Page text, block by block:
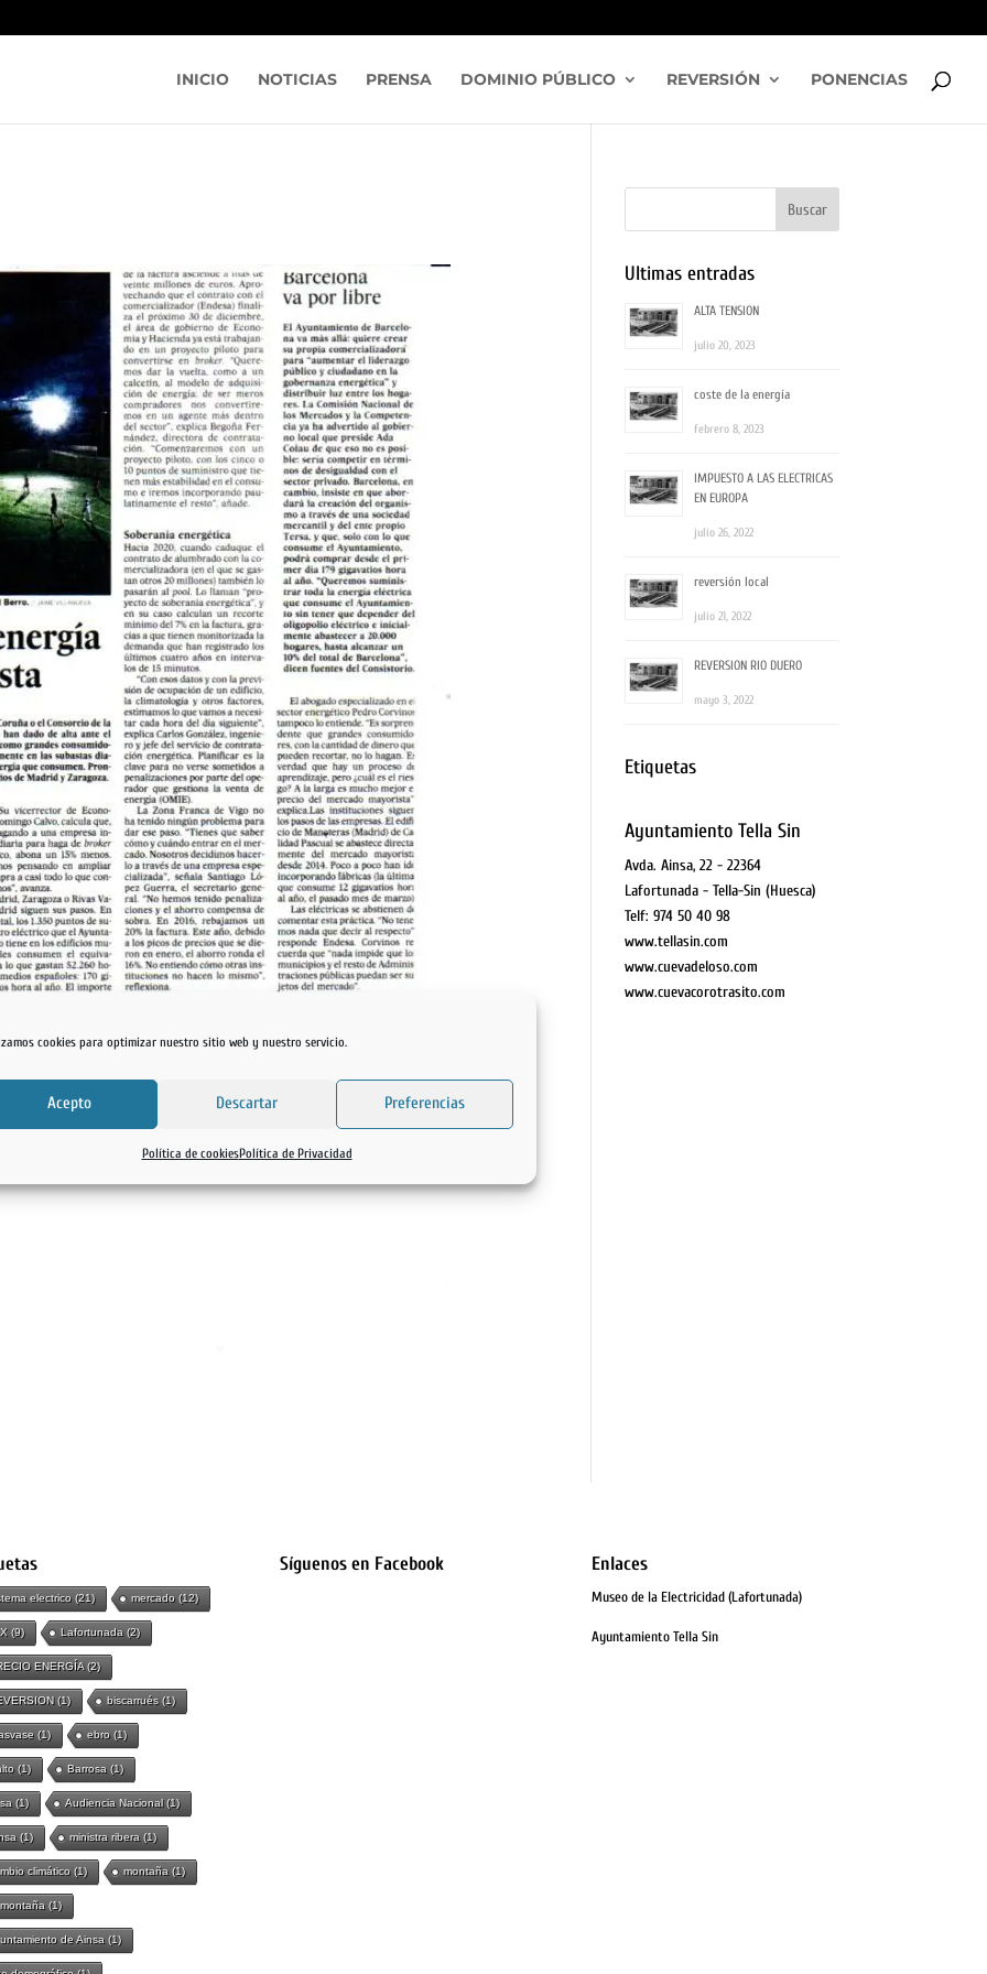
cookies para optimizar nuestro sitio web y nuestro servicio.
Acepto Descartar Preferencias
Política de cookiesPolítica de Privacidad
INICIO NOTICIAS PRENSA DOMINIO PÚBLICO REVERSIÓN PONENCIAS
Ultimas entradas
ALTA TENSION
julio 20, 2023
coste de la energía
febrero 8, 2023
IMPUESTO A LAS ELECTRICAS
EN EUROPA
julio 26, 2022
reversión local
julio 21, 2022
REVERSION RIO DUERO
mayo 3, 2022
Etiquetas
Ayuntamiento Tella Sin
Avda. Ainsa, 22 - 22364
Lafortunada - Tella-Sin (Huesca)
Telf: 974 50 40 98
www.tellasin.com
www.cuevadeloso.com
www.cuevacorotrasito.com
electrico(21) mercado(12)
(9) Lafortunada(2)
ENERGÍA(2)
(1) biscarrués(1)
(1) ebro(1)
(1) Barrosa(1)
(1) Audiencia Nacional(1)
(1) ministra ribera(1)
climático(1) montaña(1)
(1)
de Ainsa(1)
Síguenos en Facebook Enlaces
Museo de la Electricidad (Lafortunada)
Ayuntamiento Tella Sin